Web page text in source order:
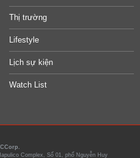
Thị trường
Lifestyle
Lịch sự kiện
Watch List
Complex, Số 01, phố Nguyễn Huy